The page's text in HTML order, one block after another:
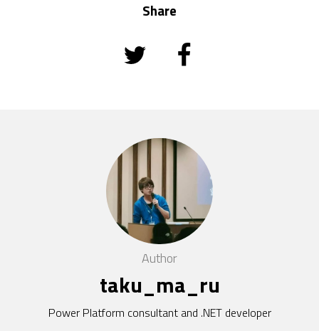
Share
Author
taku_ma_ru
Power Platform consultant and .NET developer